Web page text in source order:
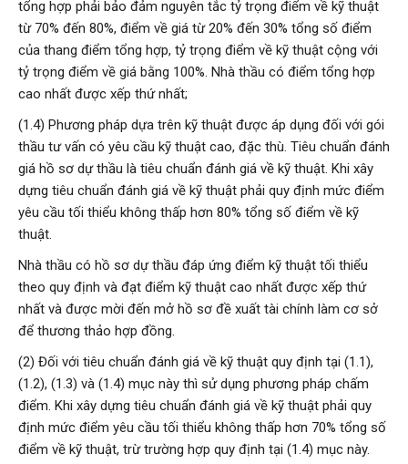
tổng hợp phải bảo đảm nguyên tắc tỷ trọng điểm về kỹ thuật
từ 70% đến 80%, điểm về giá từ 20% đến 30% tổng số điểm
của thang điểm tổng hợp, tỷ trọng điểm về kỹ thuật cộng với
tỷ trọng điểm về giá bằng 100%. Nhà thầu có điểm tổng hợp
cao nhất được xếp thứ nhất;
(1.4) Phương pháp dựa trên kỹ thuật được áp dụng đối với gói
thầu tư vấn có yêu cầu kỹ thuật cao, đặc thù. Tiêu chuẩn đánh
giá hồ sơ dự thầu là tiêu chuẩn đánh giá về kỹ thuật. Khi xây
dựng tiêu chuẩn đánh giá về kỹ thuật phải quy định mức điểm
yêu cầu tối thiểu không thấp hơn 80% tổng số điểm về kỹ
thuật.
Nhà thầu có hồ sơ dự thầu đáp ứng điểm kỹ thuật tối thiểu
theo quy định và đạt điểm kỹ thuật cao nhất được xếp thứ
nhất và được mời đến mở hồ sơ đề xuất tài chính làm cơ sở
để thương thảo hợp đồng.
(2) Đối với tiêu chuẩn đánh giá về kỹ thuật quy định tại (1.1),
(1.2), (1.3) và (1.4) mục này thì sử dụng phương pháp chấm
điểm. Khi xây dựng tiêu chuẩn đánh giá về kỹ thuật phải quy
định mức điểm yêu cầu tối thiểu không thấp hơn 70% tổng số
điểm về kỹ thuật, trừ trường hợp quy định tại (1.4) mục này.